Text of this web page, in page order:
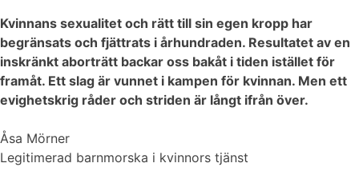
Kvinnans sexualitet och rätt till sin egen kropp har
begränsats och fjättrats i århundraden. Resultatet av en
inskränkt aborträtt backar oss bakåt i tiden istället för
framåt. Ett slag är vunnet i kampen för kvinnan. Men ett
evighetskrig råder och striden är långt ifrån över.
Åsa Mörner
Legitimerad barnmorska i kvinnors tjänst